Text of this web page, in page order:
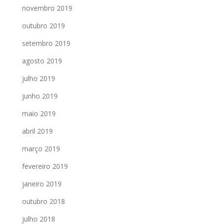
novembro 2019
outubro 2019
setembro 2019
agosto 2019
julho 2019
junho 2019
maio 2019
abril 2019
março 2019
fevereiro 2019
janeiro 2019
outubro 2018
julho 2018